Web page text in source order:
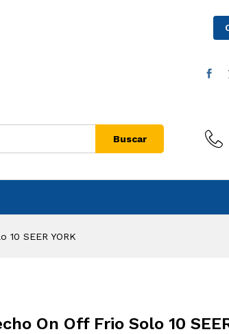
Buscar
10 SEER YORK
On Off Frio Solo 10